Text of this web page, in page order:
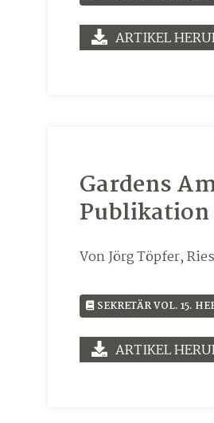
ARTIKEL
Gardens
Publikation
Von Jörg Töpfer,
SEKRETÄR VOL. 15.
ARTIKEL